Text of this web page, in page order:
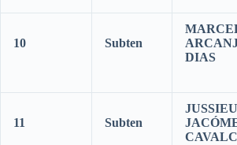
10 Subten
DIAS
11 Subten
JUSSIEU